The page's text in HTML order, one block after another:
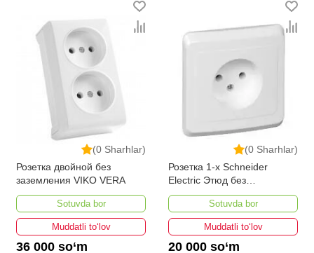
(0 Sharhlar)
Розетка двойной без
заземления VIKO VERA
Sotuvda bor
Muddatli to‘lov
36 000 so‘m
(0 Sharhlar)
Розетка 1-х Schneider
Electric Этюд без
заземления и шторок 16А
250В
Sotuvda bor
Muddatli to‘lov
20 000 so‘m